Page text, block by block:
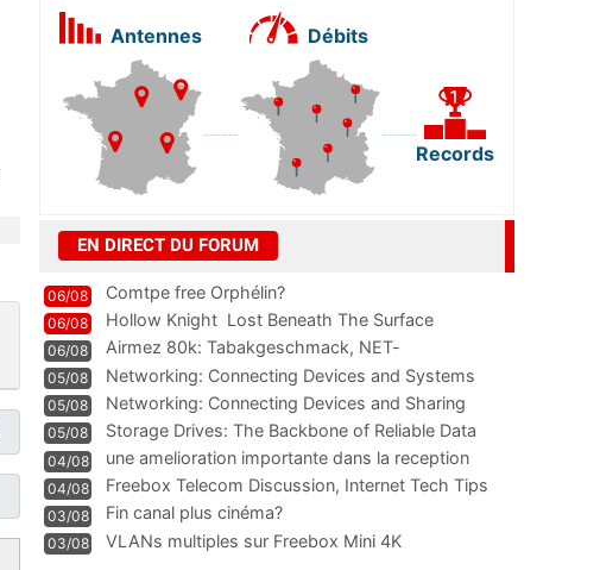
Antennes Débits
Records
EN DIRECT DU FORUM
06/08 Comtpe free Orphélin?
06/08 Hollow Knight  Lost Beneath The Surface
06/08
Airmez 80k: Tabakgeschmack, NET-
Technologie und Leistung im
05/08 Networking: Connecting Devices and Systems
05/08
Networking: Connecting Devices and Sharing
Information
05/08
Storage Drives: The Backbone of Reliable Data
Management
04/08
une amelioration importante dans la reception
WIFI
04/08
Freebox Telecom Discussion, Internet Tech Tips
Communi
03/08 Fin canal plus cinéma?
03/08 VLANs multiples sur Freebox Mini 4K